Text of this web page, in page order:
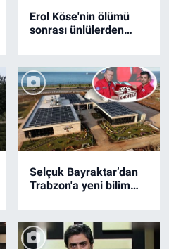
Erol Köse'nin ölümü
sonrası ünlülerden
Selçuk Bayraktar’dan
Trabzon'a yeni bilim